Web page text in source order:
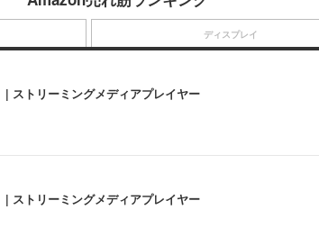
ストリーミングメディアプレイヤー
ストリーミングメディアプレイヤー
ディスプレイ